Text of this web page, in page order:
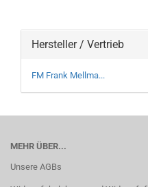
Hersteller / Vertrieb
FM Frank Mellma...
MEHR ÜBER...
Unsere AGBs